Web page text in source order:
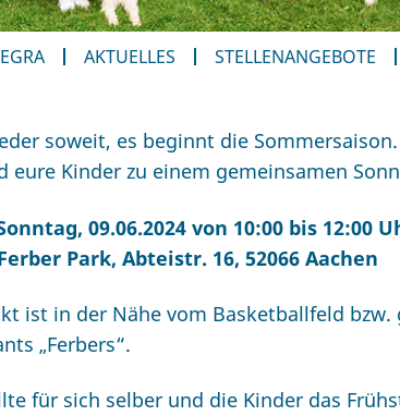
AKTUELLES STELLENANGEBOTE
soweit, es beginnt die
eure Kinder zu einem gemeinsamen
09.06.2024 von 10:00 bis 12:00
Park, Abteistr. 16, 52066 Aachen
ist in der Nähe vom Basketballfeld
„Ferbers“.
für sich selber und die Kinder das